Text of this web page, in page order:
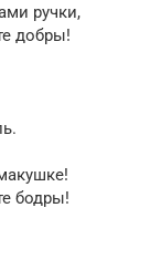
ручки,
добры!
бодры!